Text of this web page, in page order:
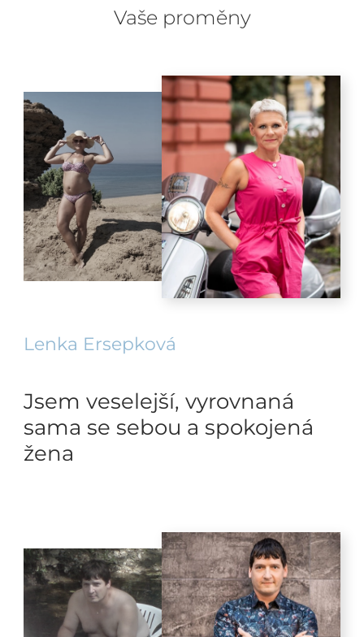
Vaše proměny
Lenka Ersepková
Jsem veselejší, vyrovnaná
sama se sebou a spokojená
žena